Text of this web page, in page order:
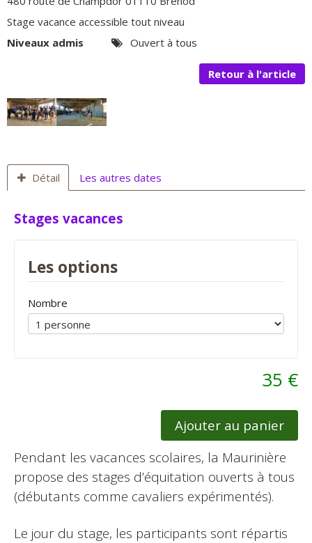
Stage vacance accessible tout niveau
Niveaux admis
Ouvert à tous
Retour à l'article
Détail Les autres dates
Stages vacances
Les options
Nombre
35 €
Ajouter au panier
Pendant les vacances scolaires, la Maurinière
propose des stages d’équitation ouverts à tous
(débutants comme cavaliers expérimentés).
Le jour du stage, les participants sont répartis